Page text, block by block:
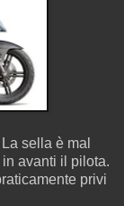
sella è mal
avanti il pilota.
privi